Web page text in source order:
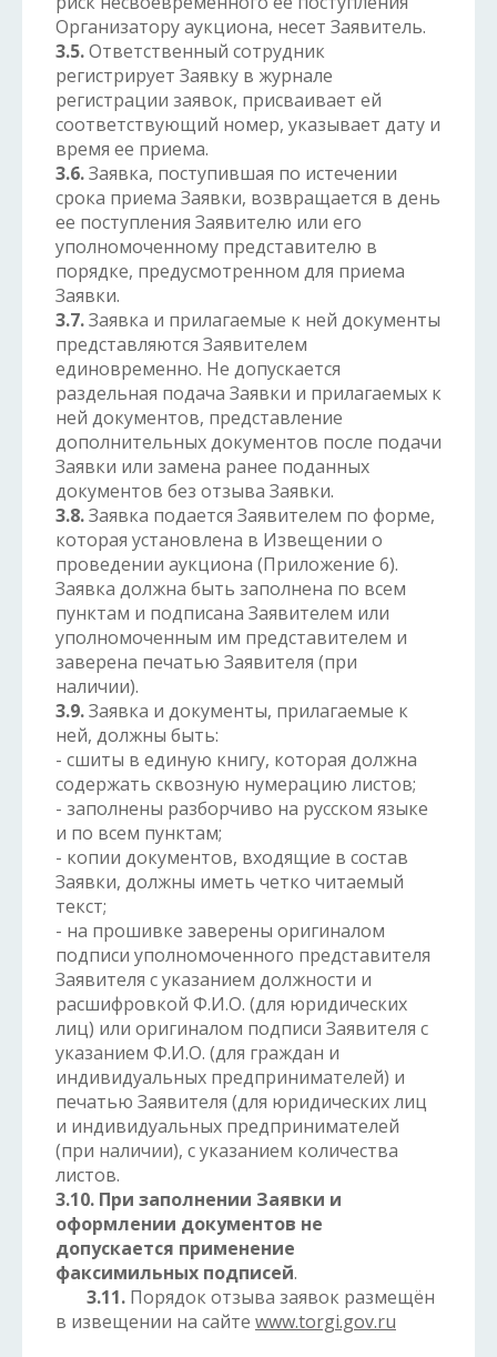
Организатору аукциона, несет Заявитель.
3.5.Ответственный сотрудник
регистрирует Заявку в журнале
регистрации заявок, присваивает ей
соответствующий номер, указывает дату и
время ее приема.
3.6.Заявка, поступившая по истечении
срока приема Заявки, возвращается в день
ее поступления Заявителю или его
уполномоченному представителю в
порядке, предусмотренном для приема
Заявки.
3.7.Заявка и прилагаемые к ней документы
представляются Заявителем
единовременно. Не допускается
раздельная подача Заявки и прилагаемых к
ней документов, представление
дополнительных документов после подачи
Заявки или замена ранее поданных
документов без отзыва Заявки.
3.8.Заявка подается Заявителем по форме,
которая установлена в Извещении о
проведении аукциона (Приложение 6).
Заявка должна быть заполнена по всем
пунктам и подписана Заявителем или
уполномоченным им представителем и
заверена печатью Заявителя (при
наличии).
3.9.Заявка и документы, прилагаемые к
ней, должны быть:
- сшиты в единую книгу, которая должна
содержать сквозную нумерацию листов;
- заполнены разборчиво на русском языке
и по всем пунктам;
- копии документов, входящие в состав
Заявки, должны иметь четко читаемый
текст;
- на прошивке заверены оригиналом
подписи уполномоченного представителя
Заявителя с указанием должности и
расшифровкой Ф.И.О. (для юридических
лиц) или оригиналом подписи Заявителя с
указанием Ф.И.О. (для граждан и
индивидуальных предпринимателей) и
печатью Заявителя (для юридических лиц
и индивидуальных предпринимателей
(при наличии), с указанием количества
листов.
3.10. При заполнении Заявки и
оформлении документов не
допускается применение
факсимильных подписей.
3.11. Порядок отзыва заявок размещён
в извещении на сайте www.torgi.gov.ru